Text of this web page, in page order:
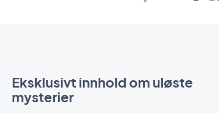
Eksklusivt innhold om uløste
mysterier